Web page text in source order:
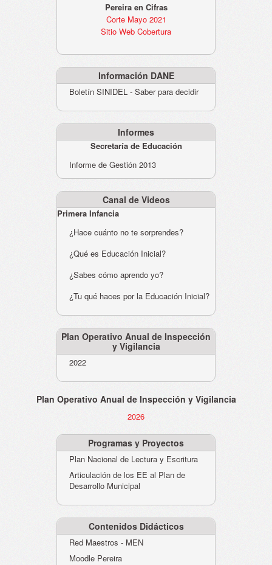
Pereira en Cifras
Corte Mayo 2021
Sitio Web Cobertura
Información DANE
Boletín SINIDEL - Saber para decidir
Informes
Secretaría de Educación
Informe de Gestión 2013
Canal de Videos
Primera Infancia
¿Hace cuánto no te sorprendes?
¿Qué es Educación Inicial?
¿Sabes cómo aprendo yo?
¿Tu qué haces por la Educación Inicial?
Plan Operativo Anual de Inspección
y Vigilancia
2022
Plan Operativo Anual de Inspección y Vigilancia
2026
Programas y Proyectos
Plan Nacional de Lectura y Escritura
Articulación de los EE al Plan de
Desarrollo Municipal
Contenidos Didácticos
Red Maestros - MEN
Moodle Pereira